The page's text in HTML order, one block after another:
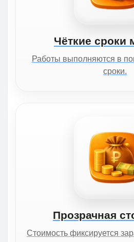
Чёткие сроки
Работы выполняются в
сроки.
Прозрачная
Стоимость фиксируется